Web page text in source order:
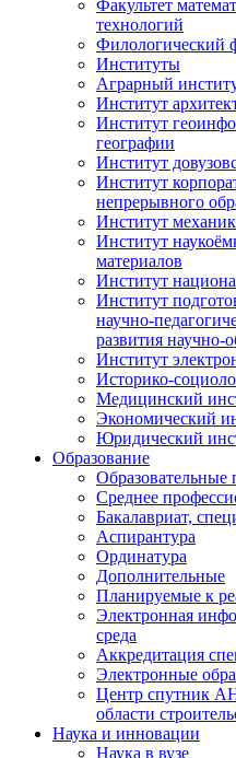
Факультет
технологий
Филологический
Институты
Аграрный
Институт
Институт
географии
Институт
Институт
непрерывного
Институт
Институт
материалов
Институт
Институт
научно-
развития научно-
Институт
Историко-
Медицинский
Экономический
Юридический
Образование
Среднее
Бакалавриат,
Аспирантура
Ординатура
Дополнительные
Планируемые к
Электронная
среда
Аккредитация
Электронные
Центр спутник
области
Наука и инновации
Наука в вузе